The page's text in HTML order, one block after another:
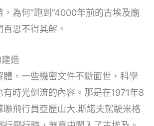
，為何”跑到”4000年前的古埃及廟
思不得其解。
造
體，一些機密文件不斷面世，科學
有時光倒流的內容。那是在1971年8
聯飛行員亞歷山大.斯諾夫駕駛米格